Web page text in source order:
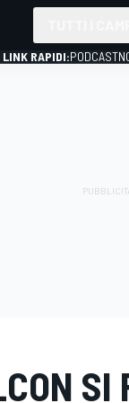
LINK RAPIDI:PODCAST
SI